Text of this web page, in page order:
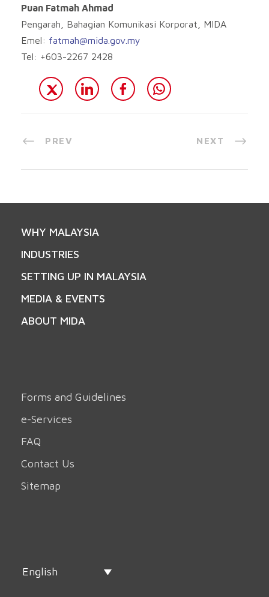
Puan Fatmah Ahmad
Pengarah, Bahagian Komunikasi Korporat, MIDA
Emel: fatmah@mida.gov.my
Tel: +603-2267 2428
PREV NEXT
WHY MALAYSIA
INDUSTRIES
SETTING UP IN MALAYSIA
MEDIA & EVENTS
ABOUT MIDA
Forms and Guidelines
e-Services
FAQ
Contact Us
Sitemap
English